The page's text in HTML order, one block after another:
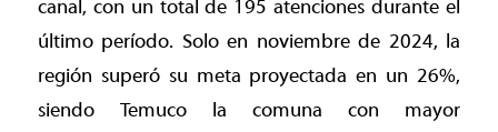
canal, con un total de 195 atenciones durante el
último período. Solo en noviembre de 2024, la
región superó su meta proyectada en un 26%,
siendo Temuco la comuna con mayor